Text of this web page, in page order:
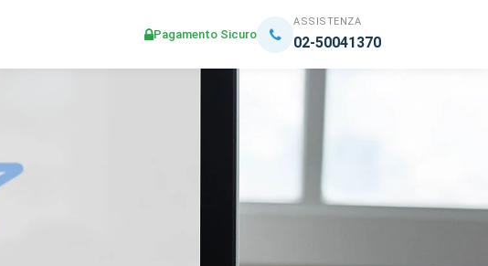
Pagamento Sicuro
ASSISTENZA
02-50041370